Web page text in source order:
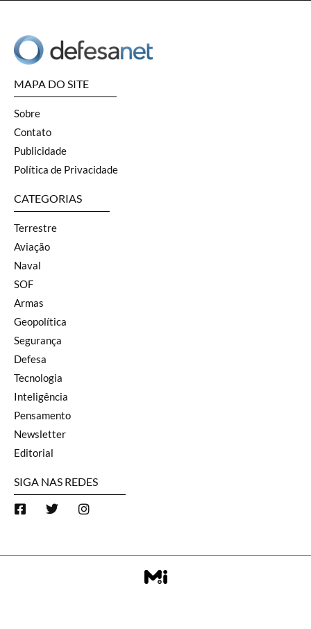
MAPA DO SITE
Sobre
Contato
Publicidade
Política de Privacidade
CATEGORIAS
Terrestre
Aviação
Naval
SOF
Armas
Geopolítica
Segurança
Defesa
Tecnologia
Inteligência
Pensamento
Newsletter
Editorial
SIGA NAS REDES